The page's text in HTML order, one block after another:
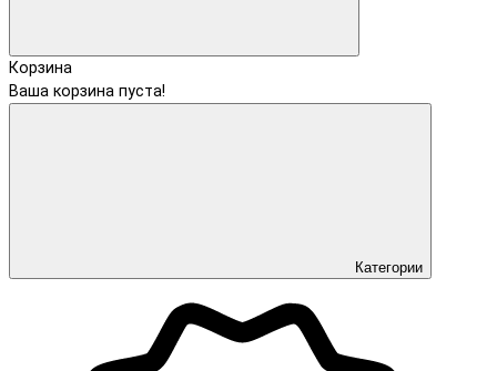
Корзина
Ваша корзина пуста!
Категории